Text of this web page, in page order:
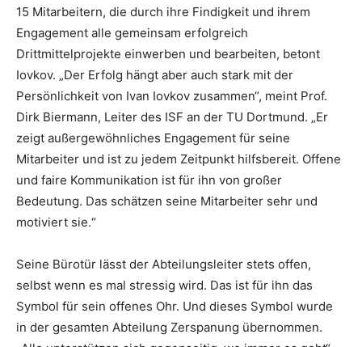
15 Mitarbeitern, die durch ihre Findigkeit und ihrem
Engagement alle gemeinsam erfolgreich
Drittmittelprojekte einwerben und bearbeiten, betont
Iovkov. „Der Erfolg hängt aber auch stark mit der
Persönlichkeit von Ivan Iovkov zusammen“, meint Prof.
Dirk Biermann, Leiter des ISF an der TU Dortmund. „Er
zeigt außergewöhnliches Engagement für seine
Mitarbeiter und ist zu jedem Zeitpunkt hilfsbereit. Offene
und faire Kommunikation ist für ihn von großer
Bedeutung. Das schätzen seine Mitarbeiter sehr und
motiviert sie.“
Seine Bürotür lässt der Abteilungsleiter stets offen,
selbst wenn es mal stressig wird. Das ist für ihn das
Symbol für sein offenes Ohr. Und dieses Symbol wurde
in der gesamten Abteilung Zerspanung übernommen.